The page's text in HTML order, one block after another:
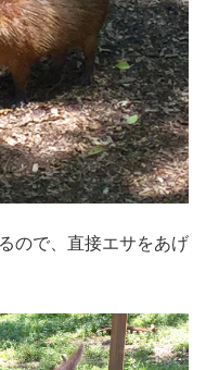
ので、直接エサをあげ